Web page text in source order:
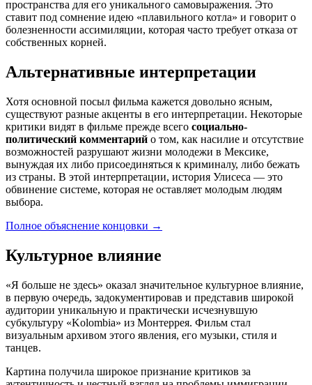
пространства для его уникального самовыражения. Это
ставит под сомнение идею «плавильного котла» и говорит о
болезненности ассимиляции, которая часто требует отказа от
собственных корней.
Альтернативные интерпретации
Хотя основной посыл фильма кажется довольно ясным,
существуют разные акценты в его интерпретации. Некоторые
критики видят в фильме прежде всего социально-
политический комментарий о том, как насилие и отсутствие
возможностей разрушают жизни молодежи в Мексике,
вынуждая их либо присоединяться к криминалу, либо бежать
из страны. В этой интерпретации, история Улисеса — это
обвинение системе, которая не оставляет молодым людям
выбора.
Полное объяснение концовки →
Культурное влияние
«Я больше не здесь» оказал значительное культурное влияние,
в первую очередь, задокументировав и представив широкой
аудитории уникальную и практически исчезнувшую
субкультуру «Kolombia» из Монтеррея. Фильм стал
визуальным архивом этого явления, его музыки, стиля и
танцев.
Картина получила широкое признание критиков за